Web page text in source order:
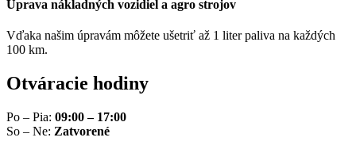
Úprava nákladných vozidiel a agro strojov
Vďaka našim úpravám môžete ušetriť až 1 liter paliva na každých
100 km.
Otváracie hodiny
Po – Pia: 09:00 – 17:00
So – Ne: Zatvorené